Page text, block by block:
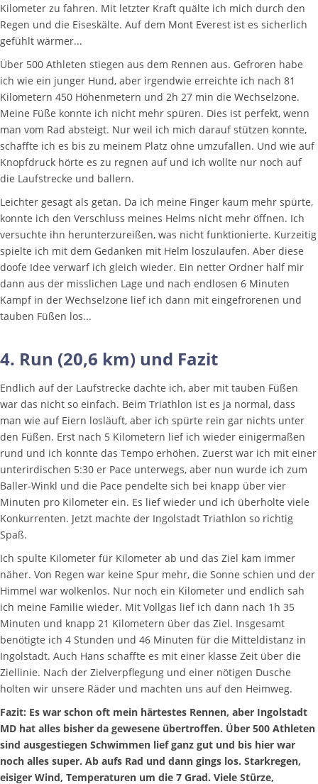
Kilometer zu fahren. Mit letzter Kraft quälte ich mich durch den
Regen und die Eiseskälte. Auf dem Mont Everest ist es sicherlich
gefühlt wärmer...
Über 500 Athleten stiegen aus dem Rennen aus. Gefroren habe
ich wie ein junger Hund, aber irgendwie erreichte ich nach 81
Kilometern 450 Höhenmetern und 2h 27 min die Wechselzone.
Meine Füße konnte ich nicht mehr spüren. Dies ist perfekt, wenn
man vom Rad absteigt. Nur weil ich mich darauf stützen konnte,
schaffte ich es bis zu meinem Platz ohne umzufallen. Und wie auf
Knopfdruck hörte es zu regnen auf und ich wollte nur noch auf
die Laufstrecke und ballern.
Leichter gesagt als getan. Da ich meine Finger kaum mehr spürte,
konnte ich den Verschluss meines Helms nicht mehr öffnen. Ich
versuchte ihn herunterzureißen, was nicht funktionierte. Kurzeitig
spielte ich mit dem Gedanken mit Helm loszulaufen. Aber diese
doofe Idee verwarf ich gleich wieder. Ein netter Ordner half mir
dann aus der misslichen Lage und nach endlosen 6 Minuten
Kampf in der Wechselzone lief ich dann mit eingefrorenen und
tauben Füßen los...
4. Run (20,6 km) und Fazit
Endlich auf der Laufstrecke dachte ich, aber mit tauben Füßen
war das nicht so einfach. Beim Triathlon ist es ja normal, dass
man wie auf Eiern losläuft, aber ich spürte rein gar nichts unter
den Füßen. Erst nach 5 Kilometern lief ich wieder einigermaßen
rund und ich konnte das Tempo erhöhen. Zuerst war ich mit einer
unterirdischen 5:30 er Pace unterwegs, aber nun wurde ich zum
Baller-Winkl und die Pace pendelte sich bei knapp über vier
Minuten pro Kilometer ein. Es lief wieder und ich überholte viele
Konkurrenten. Jetzt machte der Ingolstadt Triathlon so richtig
Spaß.
Ich spulte Kilometer für Kilometer ab und das Ziel kam immer
näher. Von Regen war keine Spur mehr, die Sonne schien und der
Himmel war wolkenlos. Nur noch ein Kilometer und endlich sah
ich meine Familie wieder. Mit Vollgas lief ich dann nach 1h 35
Minuten und knapp 21 Kilometern über das Ziel. Insgesamt
benötigte ich 4 Stunden und 46 Minuten für die Mitteldistanz in
Ingolstadt. Auch Hans schaffte es mit einer klasse Zeit über die
Ziellinie. Nach der Zielverpflegung und einer nötigen Dusche
holten wir unsere Räder und machten uns auf den Heimweg.
Fazit: Es war schon oft mein härtestes Rennen, aber Ingolstadt
MD hat alles bisher da gewesene übertroffen. Über 500 Athleten
sind ausgestiegen Schwimmen lief ganz gut und bis hier war
noch alles super. Ab aufs Rad und dann gings los. Starkregen,
eisiger Wind, Temperaturen um die 7 Grad. Viele Stürze,